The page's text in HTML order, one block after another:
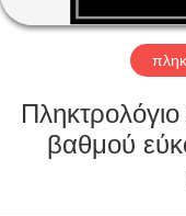
ΓΎΡΟΣ
ΠΟΙΟΤΙΚΌΣ
βαθμού